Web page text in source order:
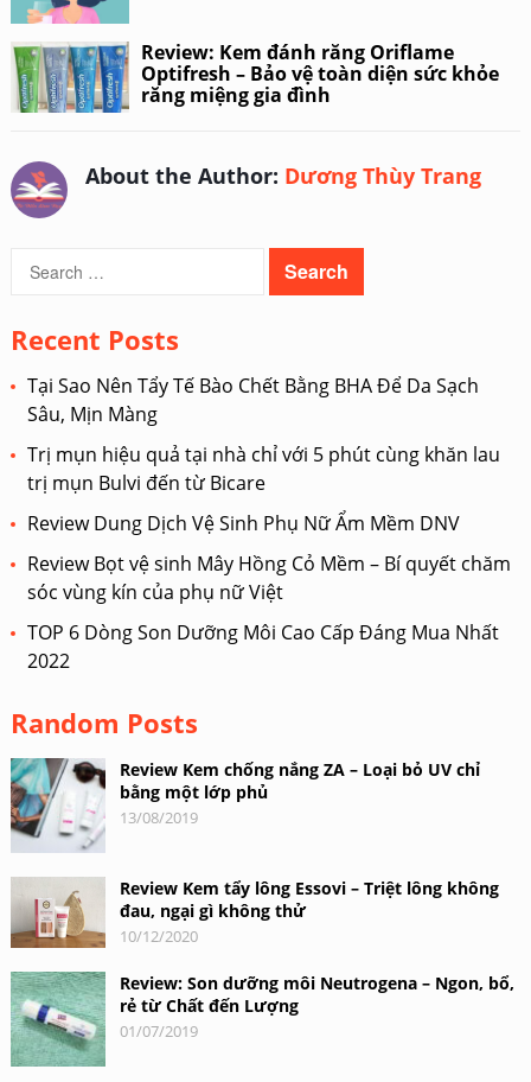
Review: Kem đánh răng Oriflame
Optifresh – Bảo vệ toàn diện sức khỏe
răng miệng gia đình
About the Author: Dương Thùy Trang
Search
Recent Posts
Tại Sao Nên Tẩy Tế Bào Chết Bằng BHA Để Da Sạch
Sâu, Mịn Màng
Trị mụn hiệu quả tại nhà chỉ với 5 phút cùng khăn lau
trị mụn Bulvi đến từ Bicare
Review Dung Dịch Vệ Sinh Phụ Nữ Ẩm Mềm DNV
Review Bọt vệ sinh Mây Hồng Cỏ Mềm – Bí quyết chăm
sóc vùng kín của phụ nữ Việt
TOP 6 Dòng Son Dưỡng Môi Cao Cấp Đáng Mua Nhất
2022
Random Posts
Review Kem chống nắng ZA – Loại bỏ UV chỉ
bằng một lớp phủ
13/08/2019
Review Kem tẩy lông Essovi – Triệt lông không
đau, ngại gì không thử
10/12/2020
Review: Son dưỡng môi Neutrogena – Ngon, bổ,
rẻ từ Chất đến Lượng
01/07/2019